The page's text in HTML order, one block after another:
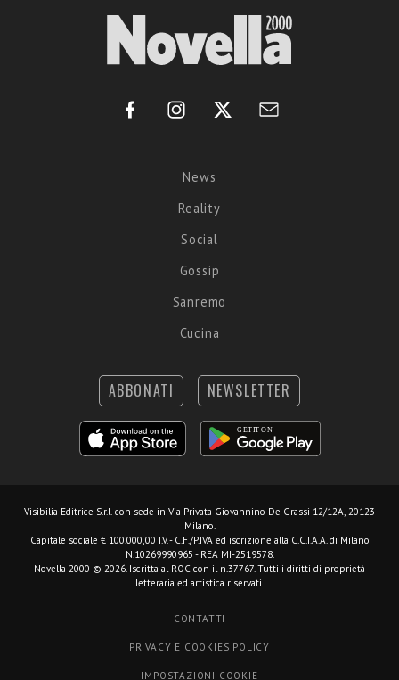
News
Reality
Social
Gossip
Sanremo
Cucina
ABBONATI NEWSLETTER
Visibilia Editrice S.r.l. con sede in Via Privata Giovannino De Grassi 12/12A, 20123
Milano.
Capitale sociale € 100.000,00 I.V. - C.F./P.IVA ed iscrizione alla C.C.I.A.A. di Milano
N.10269990965 - REA MI-2519578.
Novella 2000 © 2026. Iscritta al ROC con il n.37767. Tutti i diritti di proprietà
letteraria ed artistica riservati.
CONTATTI
PRIVACY E COOKIES POLICY
IMPOSTAZIONI COOKIE